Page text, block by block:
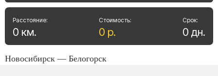
Стоимость:
0 р.
Расстояние:
0 км.
Срок:
0 дн.
Новосибирск — Белогорск